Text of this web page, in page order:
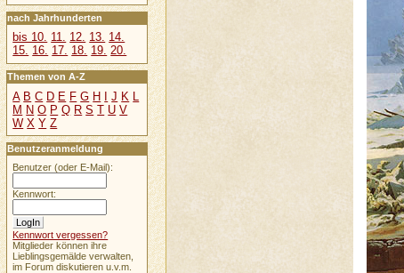
nach Jahrhunderten
bis 10. 11. 12. 13. 14.
15. 16. 17. 18. 19. 20.
Themen von A-Z
A B C D E F G H I J K L
M N O P Q R S T U V
W X Y Z
Benutzeranmeldung
Benutzer (oder E-Mail):
Kennwort:
Kennwort vergessen?
Mitglieder können ihre
Lieblingsgemälde verwalten,
im Forum diskutieren u.v.m.